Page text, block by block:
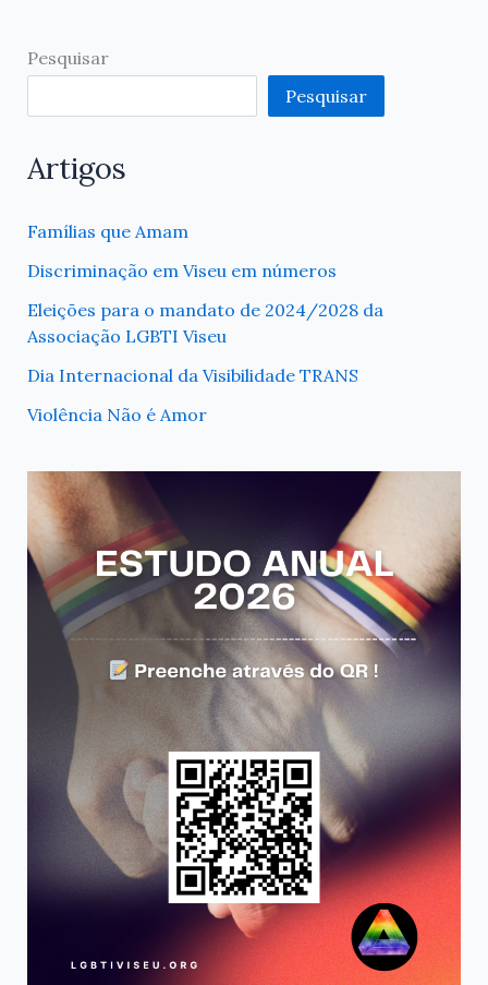
Pesquisar
Pesquisar
Artigos
Famílias que Amam
Discriminação em Viseu em números
Eleições para o mandato de 2024/2028 da
Associação LGBTI Viseu
Dia Internacional da Visibilidade TRANS
Violência Não é Amor